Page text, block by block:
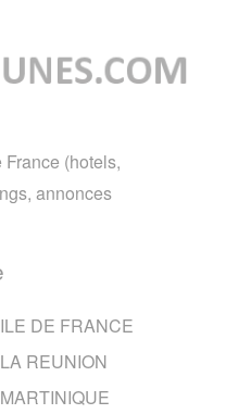
(hotels,
annonces
ILE DE FRANCE
LA REUNION
MARTINIQUE